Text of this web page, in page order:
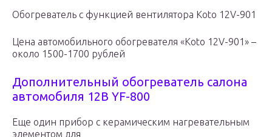
Обогреватель с функцией вентилятора Koto 12V-901
Цена автомобильного обогревателя «Koto 12V-901» –
около 1500-1700 рублей
Дополнительный обогреватель салона
автомобиля 12В YF-800
Еще один прибор с керамическим нагревательным
элементом для